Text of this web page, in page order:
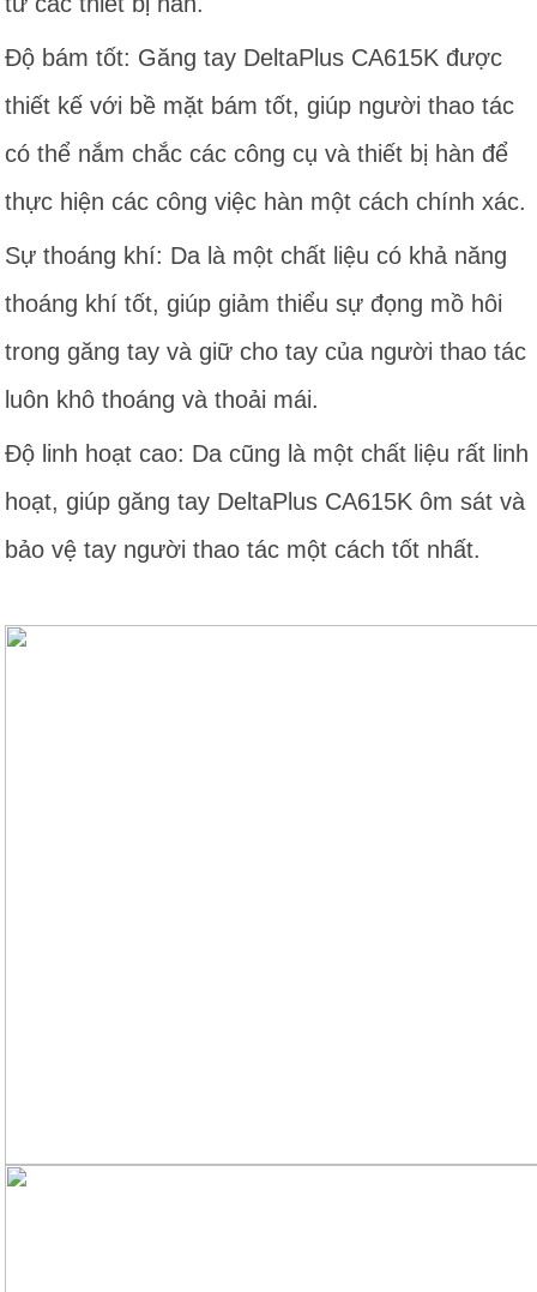
Độ bám tốt: Găng tay DeltaPlus CA615K được
thiết kế với bề mặt bám tốt, giúp người thao tác
có thể nắm chắc các công cụ và thiết bị hàn để
thực hiện các công việc hàn một cách chính xác.
Sự thoáng khí: Da là một chất liệu có khả năng
thoáng khí tốt, giúp giảm thiểu sự đọng mồ hôi
trong găng tay và giữ cho tay của người thao tác
luôn khô thoáng và thoải mái.
Độ linh hoạt cao: Da cũng là một chất liệu rất linh
hoạt, giúp găng tay DeltaPlus CA615K ôm sát và
bảo vệ tay người thao tác một cách tốt nhất.